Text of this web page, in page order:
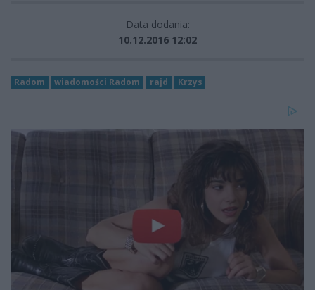
Data dodania:
10.12.2016 12:02
Radom wiadomości Radom rajd Krzys